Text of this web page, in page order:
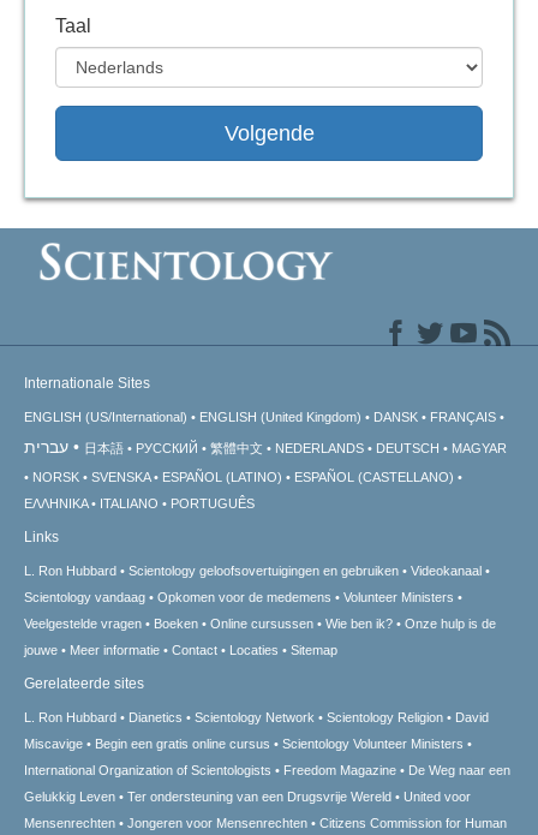
Taal
Volgende
Internationale Sites
ENGLISH (US/International) ENGLISH (United Kingdom) DANSK FRANÇAIS
עברית 日本語 РУССКИЙ 繁體中文 NEDERLANDS DEUTSCH
MAGYAR
NORSK
SVENSKA ESPAÑOL (LATINO)
ESPAÑOL (CASTELLANO)
ΕΛΛΗΝΙΚA
ITALIANO PORTUGUÊS
Links
L. Ron Hubbard Scientology geloofsovertuigingen en gebruiken
Videokanaal
Scientology vandaag
Opkomen voor de medemens
Volunteer Ministers
Veelgestelde vragen
Boeken Online cursussen Wie ben ik?
Onze hulp is de
jouwe
Meer informatie Contact Locaties Sitemap
Gerelateerde sites
L. Ron Hubbard Dianetics Scientology Network Scientology Religion
David
Miscavige
Begin een gratis online cursus
Scientology Volunteer Ministers
International Organization of Scientologists
Freedom Magazine
De Weg naar een
Gelukkig Leven
Ter ondersteuning van een Drugsvrije Wereld
United voor
Mensenrechten
Jongeren voor Mensenrechten Citizens Commission for Human